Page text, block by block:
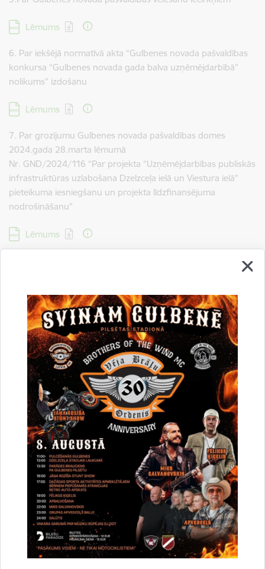
Lejupielādēt:
Lēmums
6. Par iekšējā normatīvā akta “Gulbenes novada pašvaldības
konkursa “Gulbenes novada gada balva uzņēmējdarbībā”
nolikums” izdošanu
Lejupielādēt:
Lēmums
7. Par grozījumu Gulbenes novada pašvaldības domes
2024.gada 28.marta lēmumā
Nr. GND/2024/116 “Par projekta “Uzņēmējdarbības publiskās
infrastruktūras uzlabošana Dzelzceļa ielā un Viestura ielā”
pieteikuma iesniegšanu un projekta līdzfinansējuma
nodrošināšanu”
Lejupielādēt:
Lēmums
kustamās mantas – kokmateriālu 495,098 m3 apjomā, pircēja
Lejupielādēt:
Lēmums
Drukāt lapu
Dalīties